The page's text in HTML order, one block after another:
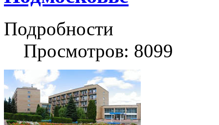
Подробности
Просмотров: 8099